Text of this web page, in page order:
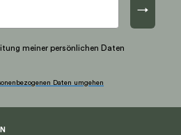
→
meiner persönlichen Daten
Daten umgehen